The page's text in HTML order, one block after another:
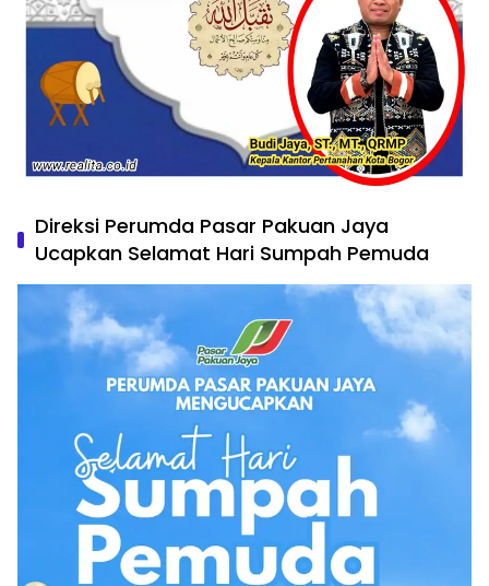
Direksi Perumda Pasar Pakuan Jaya
Ucapkan Selamat Hari Sumpah Pemuda